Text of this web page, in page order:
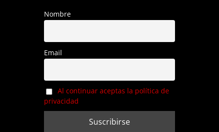
Nombre
Email
Al continuar aceptas la política de
privacidad